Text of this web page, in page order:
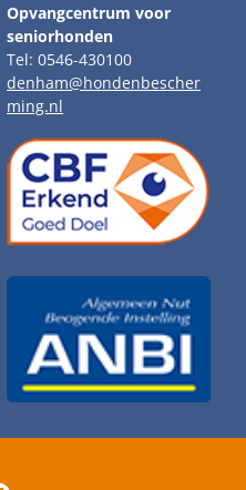
Opvangcentrum voor
seniorhonden
Tel: 0546-430100
denham@hondenbescher
ming.nl